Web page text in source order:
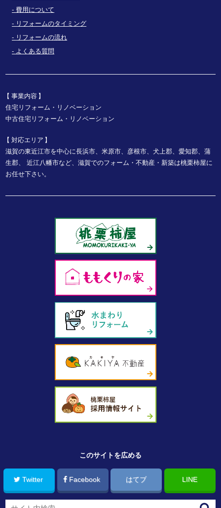
費用について
リフォームのタイミング
リフォームの流れ
よくある質問
事業内容
住宅リフォーム・リノベーション
中古住宅リフォーム・リノベーション
対応エリア
滋賀の東近江市を中心に長浜市、米原市、彦根市、犬上郡、愛知郡、蒲
生郡、
近江八幡市など、滋賀でのフォーム・不動産・新築は桃栗柿屋に
お任せ下さい。
このサイトを広める
Twitter Facebook はてブ LINE